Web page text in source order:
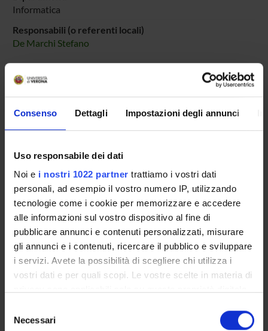
Consenso Dettagli Impostazioni degli annunci
Uso responsabile dei dati
Noi e i nostri 1022 partner trattiamo i vostri dati
personali, ad esempio il vostro numero IP, utilizzando
tecnologie come i cookie per memorizzare e accedere
alle informazioni sul vostro dispositivo al fine di
pubblicare annunci e contenuti personalizzati, misurare
gli annunci e i contenuti, ricercare il pubblico e sviluppare
i servizi. Avete la possibilità di scegliere chi utilizza i
vostri dati e per quali scopi. Le vostre scelte in materia di
modificare o revocare il proprio consenso in qualsiasi
delNecessari
Informatica
Responsabili (o referenti locali)
De Marchi Stefano
Stefano De Marchi
ATTIVITÀ
AREE DI RICERCA
GRUPPI DI RICERCA
DOTTORATI DI RICERCA